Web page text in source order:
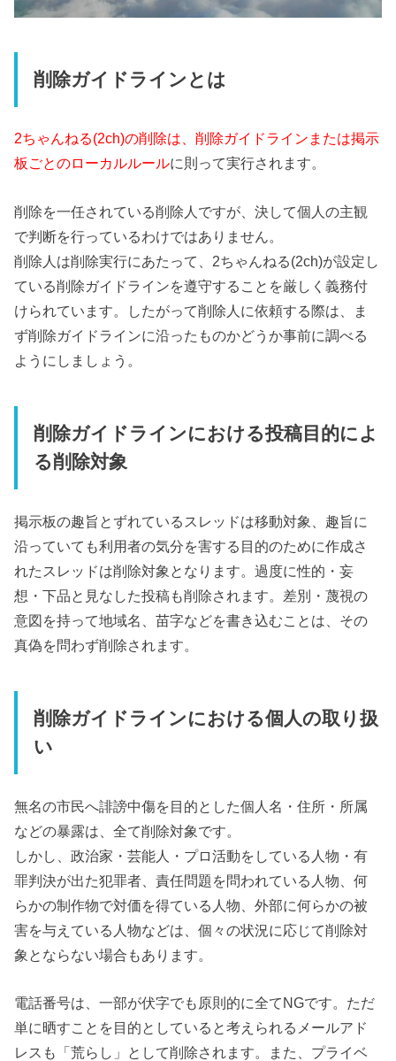
削除ガイドラインとは
2ちゃんねる(2ch)の削除は、削除ガイドラインまたは掲示
板ごとのローカルルールに則って実行されます。
削除を一任されている削除人ですが、決して個人の主観
で判断を行っているわけではありません。
削除人は削除実行にあたって、2ちゃんねる(2ch)が設定し
ている削除ガイドラインを遵守することを厳しく義務付
けられています。したがって削除人に依頼する際は、ま
ず削除ガイドラインに沿ったものかどうか事前に調べる
ようにしましょう。
削除ガイドラインにおける投稿目的によ
る削除対象
掲示板の趣旨とずれているスレッドは移動対象、趣旨に
沿っていても利用者の気分を害する目的のために作成さ
れたスレッドは削除対象となります。過度に性的・妄
想・下品と見なした投稿も削除されます。差別・蔑視の
意図を持って地域名、苗字などを書き込むことは、その
真偽を問わず削除されます。
削除ガイドラインにおける個人の取り扱
い
無名の市民へ誹謗中傷を目的とした個人名・住所・所属
などの暴露は、全て削除対象です。
しかし、政治家・芸能人・プロ活動をしている人物・有
罪判決が出た犯罪者、責任問題を問われている人物、何
らかの制作物で対価を得ている人物、外部に何らかの被
害を与えている人物などは、個々の状況に応じて削除対
象とならない場合もあります。
電話番号は、一部が伏字でも原則的に全てNGです。ただ
単に晒すことを目的としていると考えられるメールアド
レスも「荒らし」として削除されます。また、プライベ